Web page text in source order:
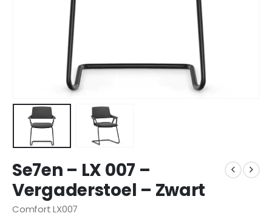
Se7en – LX 007 –
Vergaderstoel – Zwart
Comfort LX007